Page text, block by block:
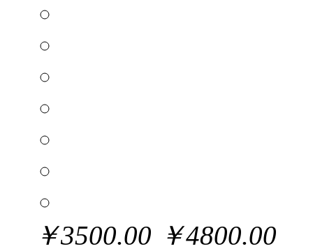
￥3500.00 ￥4800.00